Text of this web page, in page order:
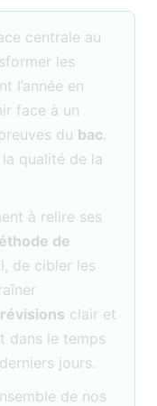
centrale au
les
l’année en
face à un
du bac.
qualité de la
à relire ses
de
de cibler les
clair et
dans le temps
jours.
de nos